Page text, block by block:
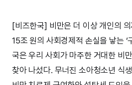
[비즈한국] 비만은 더 이상 개인의
15조 원의 사회경제적 손실을 낳는 ‘
국은 우리 사회가 마주한 거대한 비
찾아 나섰다. 무너진 소아청소년 식